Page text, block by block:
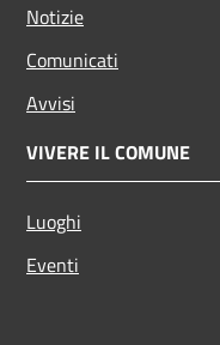
Notizie
Comunicati
Avvisi
VIVERE IL COMUNE
Luoghi
Eventi